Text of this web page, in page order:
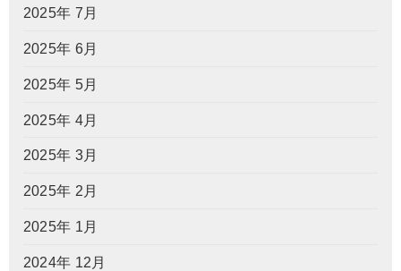
2025年 7月
2025年 6月
2025年 5月
2025年 4月
2025年 3月
2025年 2月
2025年 1月
2024年 12月